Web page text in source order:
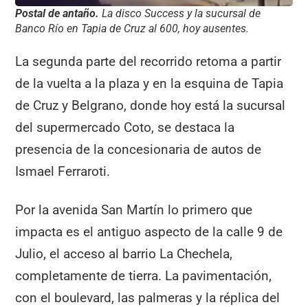
Postal de antaño. La disco Success y la sucursal de
Banco Río en Tapia de Cruz al 600, hoy ausentes.
La segunda parte del recorrido retoma a partir
de la vuelta a la plaza y en la esquina de Tapia
de Cruz y Belgrano, donde hoy está la sucursal
del supermercado Coto, se destaca la
presencia de la concesionaria de autos de
Ismael Ferraroti.
Por la avenida San Martín lo primero que
impacta es el antiguo aspecto de la calle 9 de
Julio, el acceso al barrio La Chechela,
completamente de tierra. La pavimentación,
con el boulevard, las palmeras y la réplica del